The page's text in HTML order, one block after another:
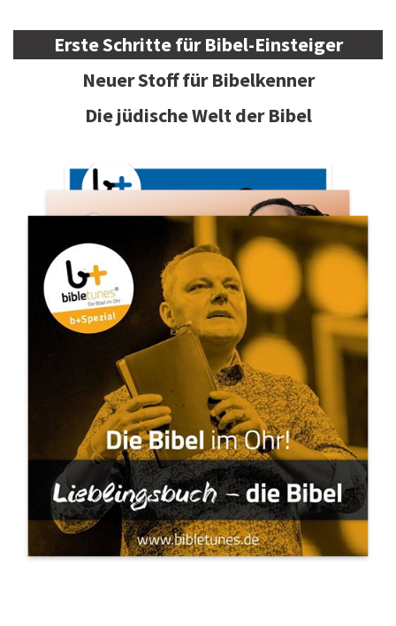
Erste Schritte für Bibel-Einsteiger
Neuer Stoff für Bibelkenner
Die jüdische Welt der Bibel